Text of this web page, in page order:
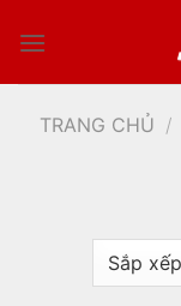
qua
TRANG CHỦ /